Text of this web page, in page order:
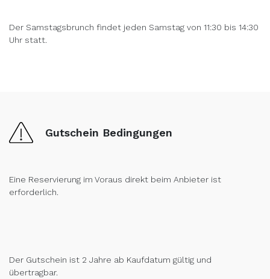
Der Samstagsbrunch findet jeden Samstag von 11:30 bis 14:30
Uhr statt.
Gutschein Bedingungen
Eine Reservierung im Voraus direkt beim Anbieter ist
erforderlich.
Der Gutschein ist 2 Jahre ab Kaufdatum gültig und
übertragbar.